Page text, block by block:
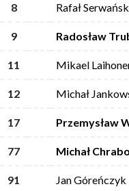
8 Rafał
9 Radosław
11 Mikael
12 Michał
17 Przemysław
77 Michał
91 Jan Góreńczyk
8 Rafał
9 Radosław
11 Mikael
12 Michał
17 Przemysław
77 Michał
91 Jan Góreńczyk